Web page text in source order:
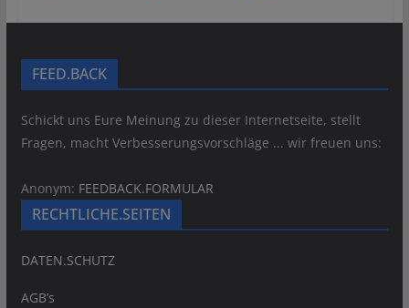
FEED.BACK
Schickt uns Eure Meinung zu dieser Internetseite, stellt
Fragen, macht Verbesserungsvorschläge ... wir freuen uns:
Anonym: FEEDBACK.FORMULAR
RECHTLICHE.SEITEN
DATEN.SCHUTZ
AGB’s